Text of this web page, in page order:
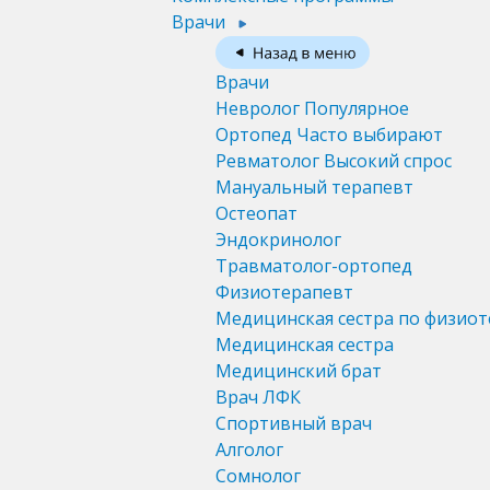
Врачи
Врачи
Невролог Популярное
Ортопед Часто выбирают
Ревматолог Высокий спрос
Мануальный терапевт
Остеопат
Эндокринолог
Травматолог-ортопед
Физиотерапевт
Медицинская сестра по
Медицинская сестра
Медицинский брат
Врач ЛФК
Спортивный врач
Алголог
Сомнолог